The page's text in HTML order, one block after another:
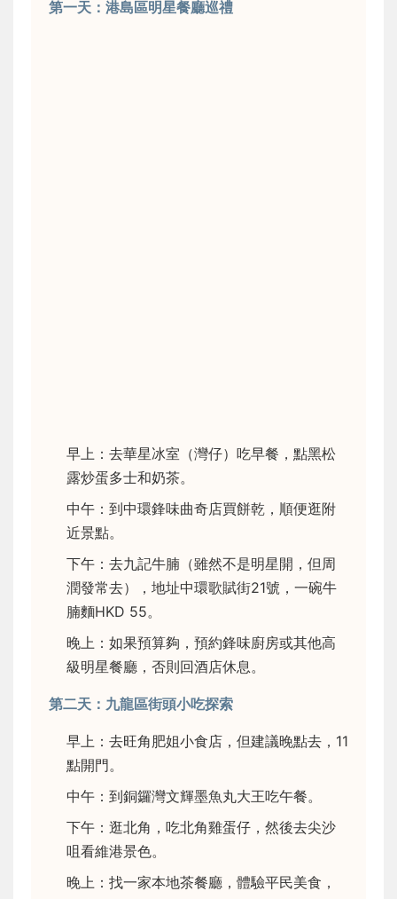
第一天：港島區明星餐廳巡禮
早上：去華星冰室（灣仔）吃早餐，點黑松
露炒蛋多士和奶茶。
中午：到中環鋒味曲奇店買餅乾，順便逛附
近景點。
下午：去九記牛腩（雖然不是明星開，但周
潤發常去），地址中環歌賦街21號，一碗牛
腩麵HKD 55。
晚上：如果預算夠，預約鋒味廚房或其他高
級明星餐廳，否則回酒店休息。
第二天：九龍區街頭小吃探索
早上：去旺角肥姐小食店，但建議晚點去，11
點開門。
中午：到銅鑼灣文輝墨魚丸大王吃午餐。
下午：逛北角，吃北角雞蛋仔，然後去尖沙
咀看維港景色。
晚上：找一家本地茶餐廳，體驗平民美食，